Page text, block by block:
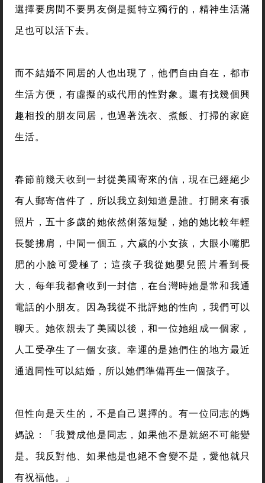
選擇要房間不要男友倒是挺特立獨行的，精神生活滿
足也可以活下去。
而不結婚不同居的人也出現了，他們自由自在，都市
生活方便，有虛擬的或代用的性對象。還有找幾個興
趣相投的朋友同居，也過著洗衣、煮飯、打掃的家庭
生活。
春節前幾天收到一封從美國寄來的信，現在已經絕少
有人郵寄信件了，所以我立刻知道是誰。打開來有張
照片，五十多歲的她依然俐落短髮，她的她比較年輕
長髮拂肩，中間一個五，六歲的小女孩，大眼小嘴肥
肥的小臉可愛極了；這孩子我從她嬰兒照片看到長
大，每年我都會收到一封信，在台灣時她是常和我通
電話的小朋友。因為我從不批評她的性向，我們可以
聊天。她依親去了美國以後，和一位她組成一個家，
人工受孕生了一個女孩。幸運的是她們住的地方最近
通過同性可以結婚，所以她們準備再生一個孩子。
但性向是天生的，不是自己選擇的。有一位同志的媽
媽說：「我贊成他是同志，如果他不是就絕不可能變
是。我反對他、如果他是也絕不會變不是，愛他就只
有祝福他。」